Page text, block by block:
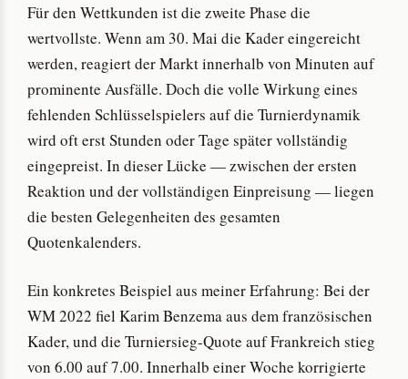
Für den Wettkunden ist die zweite Phase die
wertvollste. Wenn am 30. Mai die Kader eingereicht
werden, reagiert der Markt innerhalb von Minuten auf
prominente Ausfälle. Doch die volle Wirkung eines
fehlenden Schlüsselspielers auf die Turnierdynamik
wird oft erst Stunden oder Tage später vollständig
eingepreist. In dieser Lücke — zwischen der ersten
Reaktion und der vollständigen Einpreisung — liegen
die besten Gelegenheiten des gesamten
Quotenkalenders.
Ein konkretes Beispiel aus meiner Erfahrung: Bei der
WM 2022 fiel Karim Benzema aus dem französischen
Kader, und die Turniersieg-Quote auf Frankreich stieg
von 6.00 auf 7.00. Innerhalb einer Woche korrigierte